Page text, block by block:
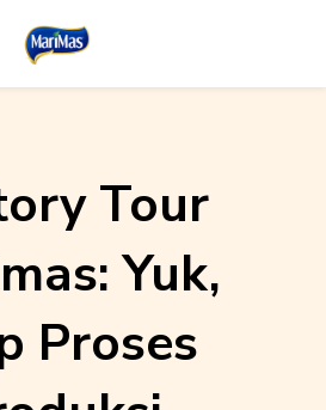
Tour
Yuk,
Proses